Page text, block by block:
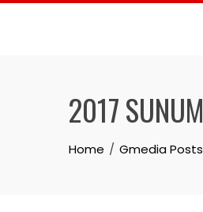
Skip
2017 SUNUM
Home Gmedia Posts